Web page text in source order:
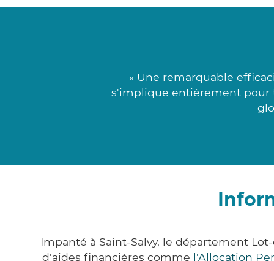
« Une remarquable
s'implique entièrement pour
Impanté à Saint-Salvy, le département
d'aides financières comme l'Allocation